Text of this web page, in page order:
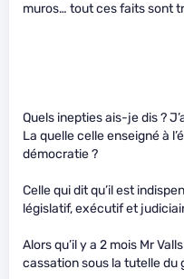
muros… tout ces faits sont
Quels inepties ais-je dis ?
La quelle celle enseigné à
démocratie ?
Celle qui dit qu’il est
législatif, exécutif et
Alors qu’il y a 2 mois Mr
cassation sous la tutelle du